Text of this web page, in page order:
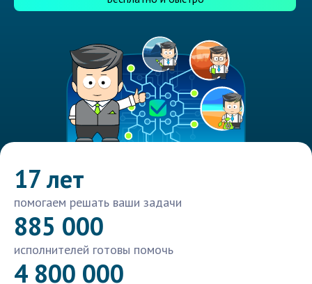
17 лет
помогаем решать ваши задачи
885 000
исполнителей готовы помочь
4 800 000